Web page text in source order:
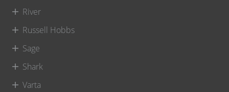
River
Russell Hobbs
Sage
Shark
Varta